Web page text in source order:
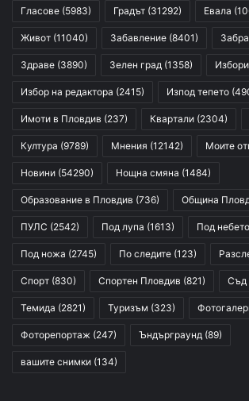
Гласове (5983) Градът (31292) Евала
Живот (11040) Забавление (8401)
Здраве (3890) Зелен град (1358) Избори
Избор на редактора (2415) Изпод тепето
Имоти в Пловдив (237) Квартали (2304)
Култура (9789) Мнения (12142) Моите
Новини (54290) Нощна смяна (1484)
Образование в Пловдив (736) Община
ПУЛС (2542) Под лупа (1613) Под небето
Под ножа (2745) По следите (123)
Спорт (830) Спортен Пловдив (821) Съд
Темида (2821) Туризъм (323)
Фоторепортаж (247) Ъндърграунд (89)
вашите снимки (134)